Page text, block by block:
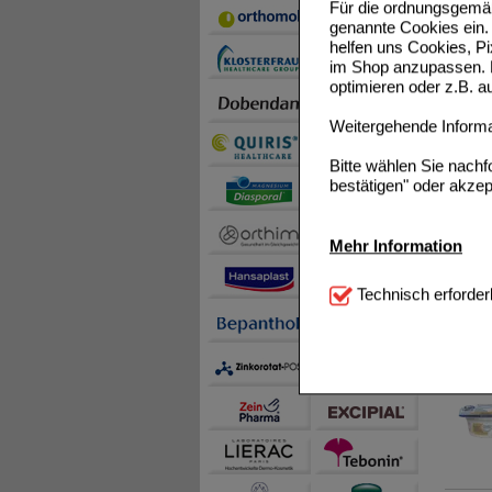
Für die
genannte Cookies
helfen uns Cookies,
im Shop anzupassen.
optimieren oder z.B.
Weitergehende
Bitte wählen Sie
bestätigen" oder
Mehr Information
Technisch
notwendig sind (z.B.
Diese
beispielsweise für
Inhalte anzuzeigen
Statistik & Tracking:
sammeln, mit deren
auch die Werbung
Technisch